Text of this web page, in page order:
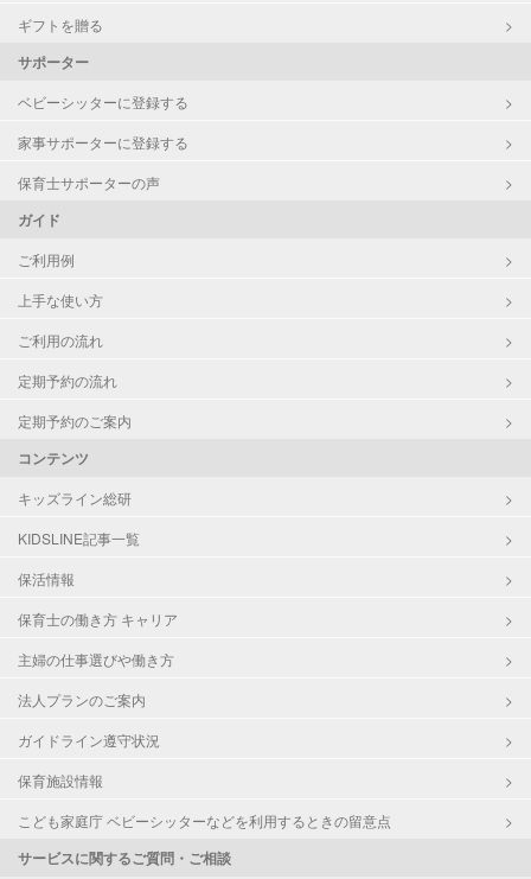
レッスン
定期予約
お子様の撮影
（定期特典）
ギフトを贈る
サポーター
ベビーシッターに登録する
家事サポーターに登録する
保育士サポーターの声
ガイド
ご利用例
上手な使い方
ご利用の流れ
定期予約の流れ
定期予約のご案内
コンテンツ
キッズライン総研
KIDSLINE記事一覧
保活情報
保育士の働き方 キャリア
主婦の仕事選びや働き方
法人プランのご案内
ガイドライン遵守状況
保育施設情報
こども家庭庁 ベビーシッターなどを利用するときの留意点
サービスに関するご質問・ご相談